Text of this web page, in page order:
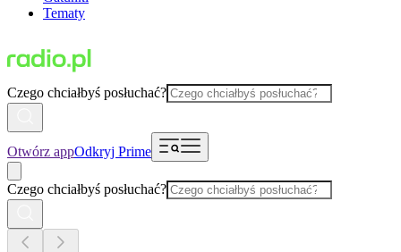
Tematy
Czego chciałbyś posłuchać?
Otwórz appOdkryj Prime
Czego chciałbyś posłuchać?